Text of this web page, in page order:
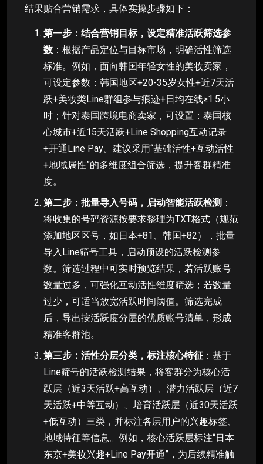
结果贴合营销需求，具体实操步骤如下：
第一步：结合营销目标，设定精准活跃筛选参
数 ：根据产品定位与目标市场，明确活性筛选
标准。例如，面向韩国年轻女性的美妆卖家，
可设定参数：韩国地区+20-35岁女性+近7天活
跃+美妆类Line群组参与痕迹+日均在线≥1.5小
时；针对泰国跨境电商卖家，可设置：泰国核
心城市+近15天活跃+Line Shopping互动记录
+开通Line Pay。建议采用“基础活性+互动活性
+地域属性”的多维度组合筛选，提升客群精准
度。
第二步：批量导入号码，启动智能活跃检测 ：
将收集的号码资源按要求整理为TXT格式（规范
添加地区区号，如日本+81、韩国+82），批量
导入Line筛号工具，启动预设的活跃检测参
数。筛选过程中可实时预览结果，若活跃账号
数量过多，可强化互动活性维度筛选；若数量
过少，可适当放宽活跃时间阈值。筛选完成
后，导出按活跃度分层的优质账号清单，形成
精准客群池。
第三步：活性分层分类，标注核心特征 ：基于
Line筛号的活跃检测结果，将客群分为核心活
跃层（近3天活跃+高互动）、潜力活跃层（近7
天活跃+中等互动）、培育活跃层（近30天活跃
+低互动）三类，并标注各层用户的兴趣标签、
地域特征等信息。例如，核心活跃层标注“日本
东京+美妆兴趣+Line Pay开通”，为后续精准触